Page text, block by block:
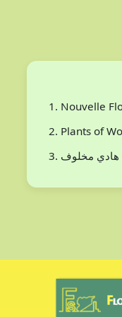
Nouvelle
Plants of